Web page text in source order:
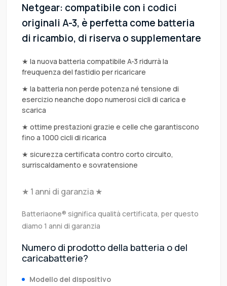
Netgear: compatibile con i codici
originali A-3, è perfetta come batteria
di ricambio, di riserva o supplementare
★ la nuova batteria compatibile A-3 ridurrà la
freuquenza del fastidio per ricaricare
★ la batteria non perde potenza né tensione di
esercizio neanche dopo numerosi cicli di carica e
scarica
★ ottime prestazioni grazie e celle che garantiscono
fino a 1000 cicli di ricarica
★ sicurezza certificata contro corto circuito,
surriscaldamento e sovratensione
★ 1 anni di garanzia ★
Batteriaone® significa qualità certificata, per questo
diamo 1 anni di garanzia
Numero di prodotto della batteria o del
caricabatterie?
Modello del dispositivo